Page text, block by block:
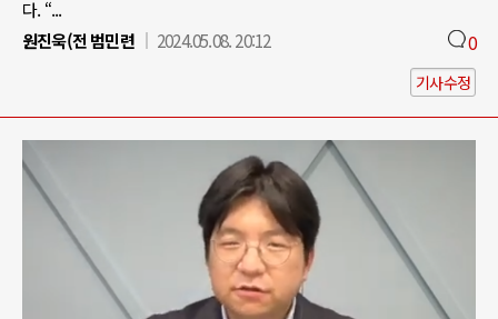
다. “...
원진욱(전 범민련
2024.05.08. 20:12 0
기사수정